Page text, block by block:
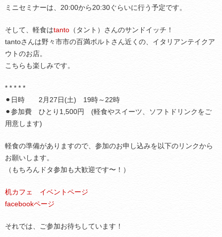
ミニセミナーは、20:00から20:30ぐらいに行う予定です。
そして、軽食はtanto （タント）さんのサンドイッチ！
tantoさんは野々市市の百満ボルトさん近くの、イタリアンテイクア
ウトのお店。
こちらも楽しみです。
* * * * *
⚫︎日時 2月27日(土) 19時～22時
⚫︎参加費 ひとり1,500円 (軽食やスイーツ、ソフトドリンクをご
用意します)
軽食の準備がありますので、参加のお申し込みを以下のリンクから
お願いします。
（もちろんドタ参加も大歓迎です〜！）
机カフェ イベントページ
facebookページ
それでは、ご参加お待ちしています！